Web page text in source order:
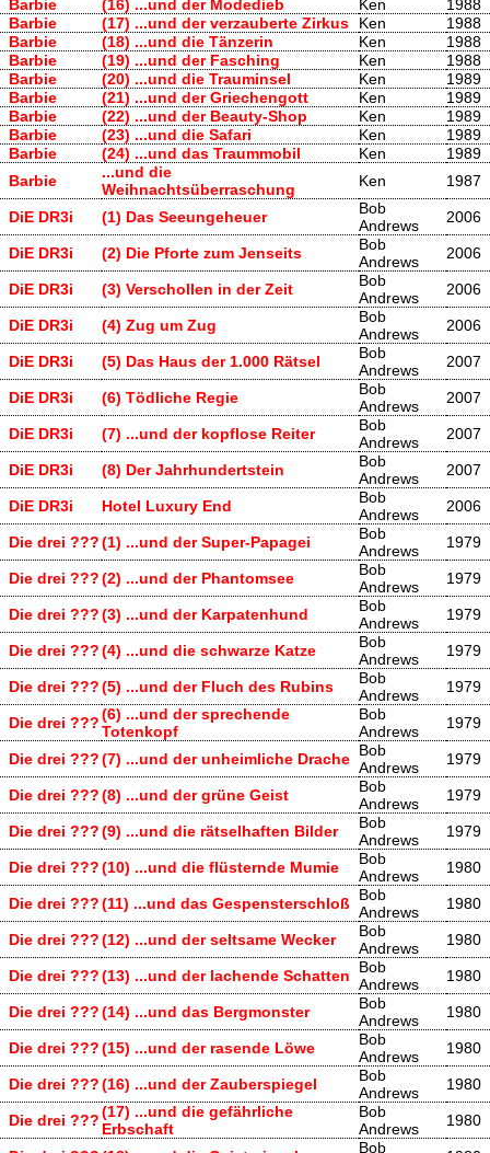
Barbie
(16) ...und der Modedieb Ken
1988
Barbie
(17) ...und der verzauberte Zirkus Ken
1988
Barbie
(18) ...und die Tänzerin Ken
1988
Barbie
(19) ...und der Fasching Ken
1988
Barbie
(20) ...und die Trauminsel Ken
1989
Barbie
(21) ...und der Griechengott Ken
1989
Barbie
(22) ...und der Beauty-Shop Ken
1989
Barbie
(23) ...und die Safari Ken
1989
Barbie
(24) ...und das Traummobil Ken
1989
Barbie
...und die
Weihnachtsüberraschung
Ken 1987
DiE DR3i (1) Das Seeungeheuer
Bob
Andrews
2006
DiE DR3i (2) Die Pforte zum Jenseits
Bob
Andrews
2006
DiE DR3i (3) Verschollen in der Zeit
Bob
Andrews
2006
DiE DR3i (4) Zug um Zug
Bob
Andrews
2006
DiE DR3i (5) Das Haus der 1.000 Rätsel
Bob
Andrews
2007
DiE DR3i (6) Tödliche Regie
Bob
Andrews
2007
DiE DR3i (7) ...und der kopflose Reiter
Bob
Andrews
2007
DiE DR3i (8) Der Jahrhundertstein
Bob
Andrews
2007
DiE DR3i Hotel Luxury End
Bob
Andrews
2006
Die drei ???(1) ...und der Super-Papagei
Bob
Andrews
1979
Die drei ???(2) ...und der Phantomsee
Bob
Andrews
1979
Die drei ???(3) ...und der Karpatenhund
Bob
Andrews
1979
Die drei ???(4) ...und die schwarze Katze
Bob
Andrews
1979
Die drei ???(5) ...und der Fluch des Rubins
Bob
Andrews
1979
Die drei ???(6) ...und der sprechende
Totenkopf
Bob
Andrews
1979
Die drei ???(7) ...und der unheimliche Drache Bob
Andrews
1979
Die drei ???(8) ...und der grüne Geist
Bob
Andrews
1979
Die drei ???(9) ...und die rätselhaften Bilder
Bob
Andrews
1979
Die drei ???(10) ...und die flüsternde Mumie
Bob
Andrews
1980
Die drei ???(11) ...und das Gespensterschloß Bob
Andrews
1980
Die drei ???(12) ...und der seltsame Wecker
Bob
Andrews
1980
Die drei ???(13) ...und der lachende Schatten
Bob
Andrews
1980
Die drei ???(14) ...und das Bergmonster
Bob
Andrews
1980
Die drei ???(15) ...und der rasende Löwe
Bob
Andrews
1980
Die drei ???(16) ...und der Zauberspiegel
Bob
Andrews
1980
Die drei ???(17) ...und die gefährliche
Erbschaft
Bob
Andrews
1980
Bob